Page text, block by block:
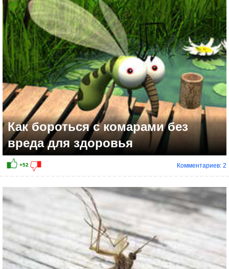
Как бороться с комарами без
вреда для здоровья
Комментариев: 2